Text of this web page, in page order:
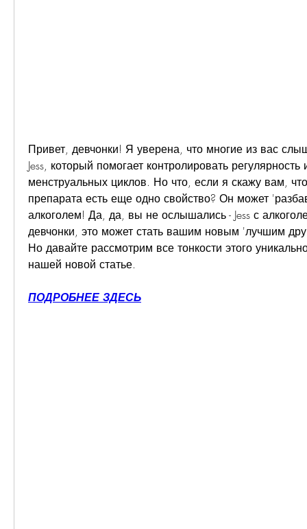
Привет, девчонки! Я уверена, что многие из вас
Jess, который помогает контролировать регулярность
менструальных циклов. Но что, если я скажу вам,
препарата есть еще одно свойство? Он может
алкоголем! Да, да, вы не ослышались - Jess с
девчонки, это может стать вашим новым 'лучшим
Но давайте рассмотрим все тонкости этого
нашей новой статье.
ПОДРОБНЕЕ ЗДЕСЬ